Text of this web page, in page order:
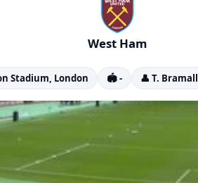
West Ham
Stadium, London 🏟️ - 👤 T. Bramall